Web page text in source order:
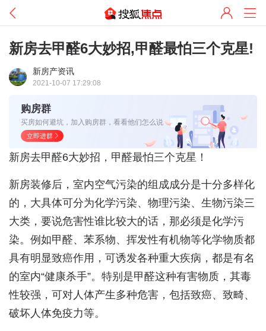
新房去甲醛6大妙招,甲醛最怕三个克星!
新房产资讯
2021-10-07 17:29:08
购房群
买房如何避坑，加入购房群，看看他们怎么说
立即进群
新房去甲醛6大妙招，甲醛最怕三个克星！
新房装修后，室内空气污染的组成成分是十分多样化
的，大具体可分为化学污染、物理污染、生物污染三
大类，要说危害性谁比较大的话，那必须是化学污
染。例如甲醛、苯系物、挥发性有机物等化学物质都
具有明显致癌作用，可诱发各种重大疾病，都是有名
的室内“健康杀手”。特别是甲醛这种有害物质，其毒
性较强，可对人体产生多种危害，包括致癌、致畸、
破坏人体免疫力等。